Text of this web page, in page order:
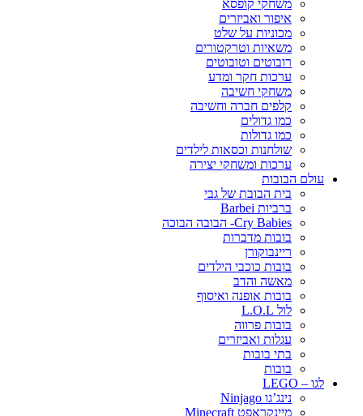
משחקי קופסא
איפור ואביזרים
מכוניות על שלט
משאיות וטרקטורים
רובוטים וטובוטים
ערכות חקר ומדע
משחקי חשיבה
קלפים חברה וחשיבה
כמו גדולים
כמו גדולות
שולחנות וכסאות לילדים
ערכות ומשחקי יצירה
עולם הבובות
בית הבובת של גבי
ברביות Barbei
Cry Babies- הבובה הבוכה
בובות מדברות
ריינבוקורן
בובות כוכבי הילדים
מאשה והדב
בובות אופנה ואיסוף
לול L.O.L
בובות פרווה
עגלות ואביזרים
בתי בובות
בובות
לגו – LEGO
נינג’גו Ninjago
מיינקראפט Minecraft